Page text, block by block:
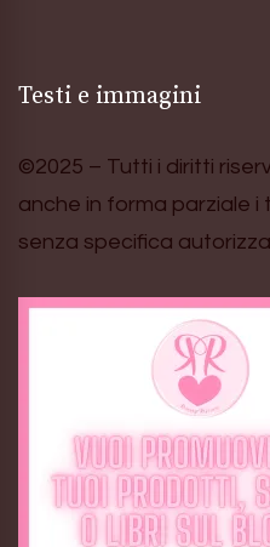
Testi e immagini
©2025 – Tutti i diritti
anche in forma parziale
senza specifica